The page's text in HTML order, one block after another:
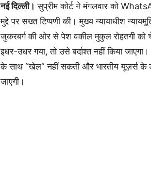
नई दिल्ली। सुप्रीम कोर्ट ने मंगलवार को
मुद्दे पर सख्त टिप्पणी की। मुख्य न्यायाधीश
जुकरबर्ग की ओर से पेश वकील मुकुल रोहतगी को
इधर-उधर गया, तो उसे बर्दाश्त नहीं किया
के साथ “खेल” नहीं सकती और भारतीय यूज़र्स के
जाएगी।